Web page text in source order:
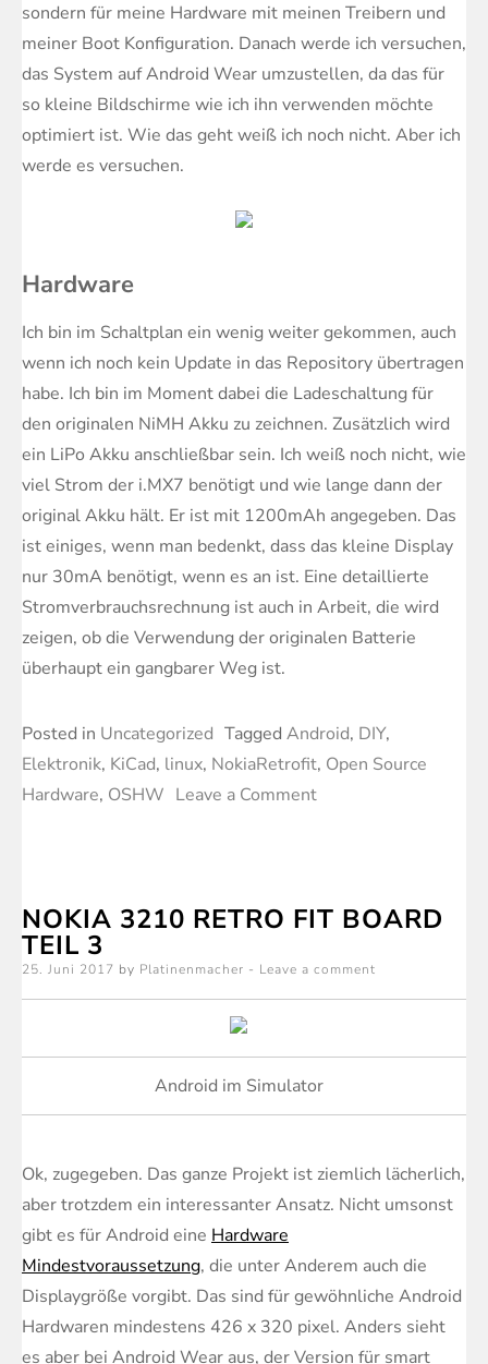
sondern für meine Hardware mit meinen Treibern und
meiner Boot Konfiguration. Danach werde ich versuchen,
das System auf Android Wear umzustellen, da das für
so kleine Bildschirme wie ich ihn verwenden möchte
optimiert ist. Wie das geht weiß ich noch nicht. Aber ich
werde es versuchen.
Hardware
Ich bin im Schaltplan ein wenig weiter gekommen, auch
wenn ich noch kein Update in das Repository übertragen
habe. Ich bin im Moment dabei die Ladeschaltung für
den originalen NiMH Akku zu zeichnen. Zusätzlich wird
ein LiPo Akku anschließbar sein. Ich weiß noch nicht, wie
viel Strom der i.MX7 benötigt und wie lange dann der
original Akku hält. Er ist mit 1200mAh angegeben. Das
ist einiges, wenn man bedenkt, dass das kleine Display
nur 30mA benötigt, wenn es an ist. Eine detaillierte
Stromverbrauchsrechnung ist auch in Arbeit, die wird
zeigen, ob die Verwendung der originalen Batterie
überhaupt ein gangbarer Weg ist.
Posted in Uncategorized Tagged Android, DIY,
Elektronik, KiCad, linux, NokiaRetrofit, Open Source
Hardware, OSHW Leave a Commenton
Fit
Teil
4
NOKIA 3210 RETRO FIT BOARD
TEIL 3
Posted
25. Juni 2017 by Platinenmacher Leave a comment
Android im Simulator
Ok, zugegeben. Das ganze Projekt ist ziemlich lächerlich,
aber trotzdem ein interessanter Ansatz. Nicht umsonst
gibt es für Android eine Hardware
Mindestvoraussetzung, die unter Anderem auch die
Displaygröße vorgibt. Das sind für gewöhnliche Android
Hardwaren mindestens 426 x 320 pixel. Anders sieht
es aber bei Android Wear aus, der Version für smart